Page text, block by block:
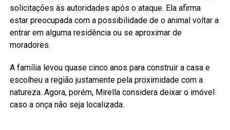
solicitações às autoridades após o ataque. Ela afirma
estar preocupada com a possibilidade de o animal voltar a
entrar em alguma residência ou se aproximar de
moradores.
A família levou quase cinco anos para construir a casa e
escolheu a região justamente pela proximidade com a
natureza. Agora, porém, Mirella considera deixar o imóvel
caso a onça não seja localizada.